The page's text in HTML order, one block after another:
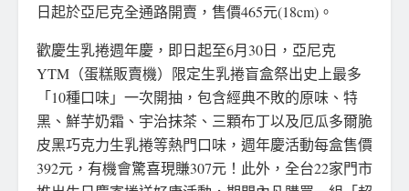
日起於亞尼克全通路開賣，售價465元(18cm)。
歡慶生乳捲週年慶，即日起至6月30日，亞尼克
YTM（蛋糕販賣機）限定生乳捲盲盒祭出史上最多
「10種口味」一次開抽，包含經典不敗的原味、特
黑、鮮芋奶霜、宇治抹茶、三顆布丁以及厄瓜多爾脆
皮黑巧克力生乳捲等熱門口味，週年慶活動每盒售價
392元，有機會驚喜現賺307元！此外，全台22家門市